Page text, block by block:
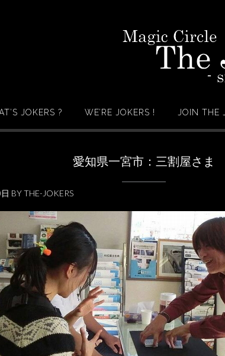
JOKERS ? WE’RE JOKERS ! JOIN THE
愛知県一宮市：三割屋さま
BYTHE-JOKERS